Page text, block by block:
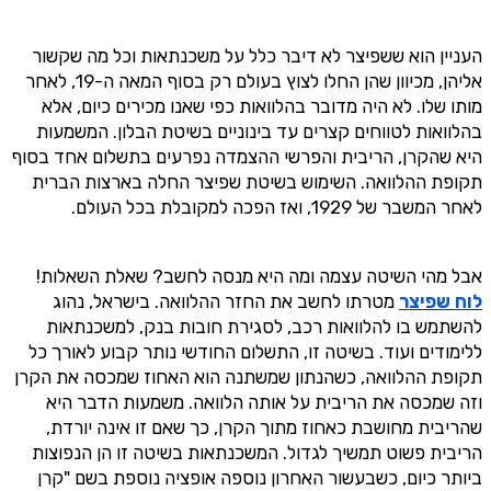
העניין הוא ששפיצר לא דיבר כלל על משכנתאות וכל מה שקשור
אליהן, מכיוון שהן החלו לצוץ בעולם רק בסוף המאה ה-19, לאחר
מותו שלו. לא היה מדובר בהלוואות כפי שאנו מכירים כיום, אלא
בהלוואות לטווחים קצרים עד בינוניים בשיטת הבלון. המשמעות
היא שהקרן, הריבית והפרשי ההצמדה נפרעים בתשלום אחד בסוף
תקופת ההלוואה. השימוש בשיטת שפיצר החלה בארצות הברית
לאחר המשבר של 1929, ואז הפכה למקובלת בכל העולם.
אבל מהי השיטה עצמה ומה היא מנסה לחשב? שאלת השאלות!
לוח שפיצר מטרתו לחשב את החזר ההלוואה. בישראל, נהוג
להשתמש בו להלוואות רכב, לסגירת חובות בנק, למשכנתאות
ללימודים ועוד. בשיטה זו, התשלום החודשי נותר קבוע לאורך כל
תקופת ההלוואה, כשהנתון שמשתנה הוא האחוז שמכסה את הקרן
וזה שמכסה את הריבית על אותה הלוואה. משמעות הדבר היא
שהריבית מחושבת כאחוז מתוך הקרן, כך שאם זו אינה יורדת,
הריבית פשוט תמשיך לגדול. המשכנתאות בשיטה זו הן הנפוצות
ביותר כיום, כשבעשור האחרון נוספה אופציה נוספת בשם "קרן